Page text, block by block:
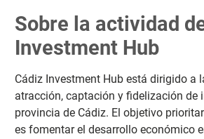
Sobre la actividad
Investment Hub
Cádiz Investment Hub está dirigido a
atracción, captación y fidelización de
provincia de Cádiz. El objetivo
es fomentar el desarrollo económico